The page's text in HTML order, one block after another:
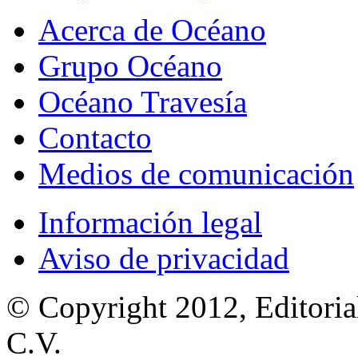
Acerca de Océano
Grupo Océano
Océano Travesía
Contacto
Medios de comunicación
Información legal
Aviso de privacidad
© Copyright 2012,
C.V.